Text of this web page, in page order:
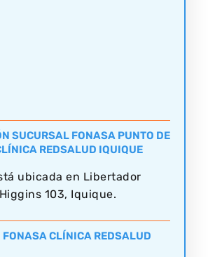
SUCURSAL FONASA PUNTO DE
REDSALUD IQUIQUE
ubicada en Libertador
103, Iquique.
FONASA CLÍNICA REDSALUD